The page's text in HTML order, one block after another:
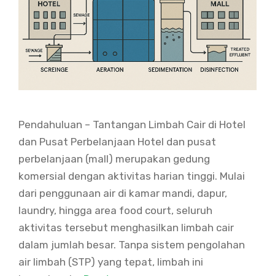
Pendahuluan – Tantangan Limbah Cair di Hotel
dan Pusat Perbelanjaan Hotel dan pusat
perbelanjaan (mall) merupakan gedung
komersial dengan aktivitas harian tinggi. Mulai
dari penggunaan air di kamar mandi, dapur,
laundry, hingga area food court, seluruh
aktivitas tersebut menghasilkan limbah cair
dalam jumlah besar. Tanpa sistem pengolahan
air limbah (STP) yang tepat, limbah ini